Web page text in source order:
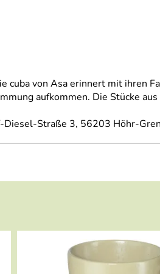
cuba von Asa erinnert mit ihren
aufkommen. Die Stücke
Straße 3, 56203 Höhr-